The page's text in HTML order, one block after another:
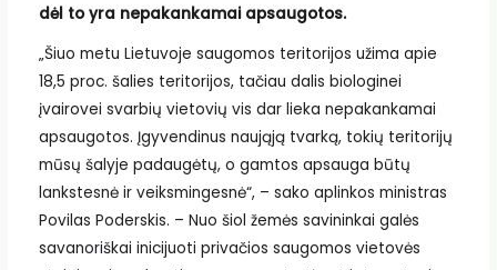
dėl to yra nepakankamai apsaugotos.
„Šiuo metu Lietuvoje saugomos teritorijos užima apie
18,5 proc. šalies teritorijos, tačiau dalis biologinei
įvairovei svarbių vietovių vis dar lieka nepakankamai
apsaugotos. Įgyvendinus naująją tvarką, tokių teritorijų
mūsų šalyje padaugėtų, o gamtos apsauga būtų
lankstesnė ir veiksmingesnė“, – sako aplinkos ministras
Povilas Poderskis. – Nuo šiol žemės savininkai galės
savanoriškai inicijuoti privačios saugomos vietovės